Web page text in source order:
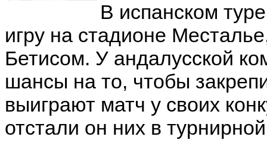
В испанском
игру на стадионе
Бетисом. У андалусской
шансы на то, чтобы
выиграют матч у своих
отстали он них в